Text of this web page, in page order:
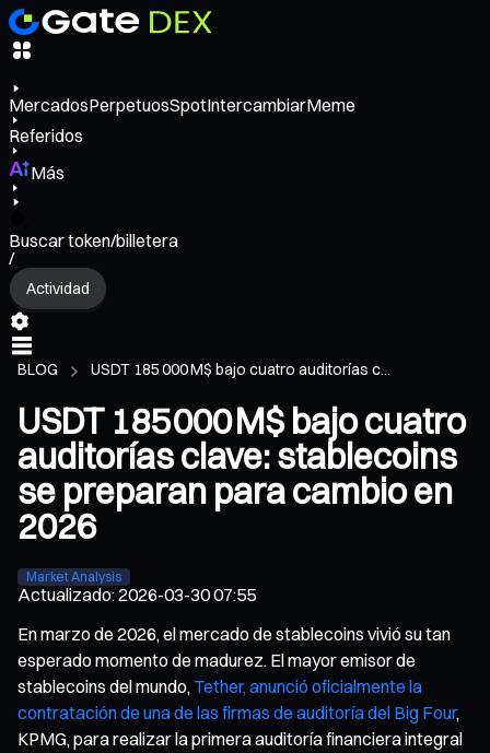
MercadosPerpetuosSpotIntercambiarMeme
Referidos
Más
Buscar token/billetera
/
Actividad
BLOG USDT 185 000 M$ bajo cuatro auditorías c...
USDT 185 000 M$ bajo cuatro
auditorías clave: stablecoins
se preparan para cambio en
2026
Market Analysis
Actualizado:2026-03-30 07:55
En marzo de 2026, el mercado de stablecoins vivió su tan
esperado momento de madurez. El mayor emisor de
stablecoins del mundo, Tether, anunció oficialmente la
contratación de una de las firmas de auditoría del Big Four,
KPMG, para realizar la primera auditoría financiera integral